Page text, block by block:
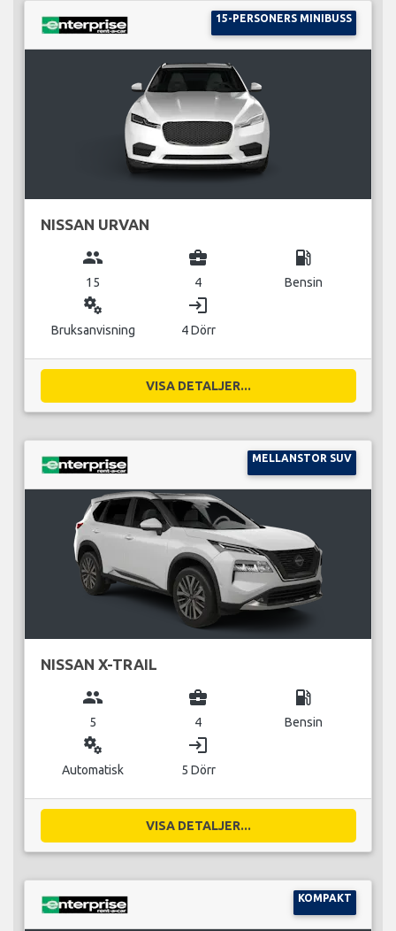
15-PERSONERS MINIBUSS
NISSAN URVAN
group
15
business_center
4
local_gas_station
Bensin
miscellaneous_services
Bruksanvisning
login
4 Dörr
VISA DETALJER...
MELLANSTOR SUV
NISSAN X-TRAIL
group
5
business_center
4
local_gas_station
Bensin
miscellaneous_services
Automatisk
login
5 Dörr
VISA DETALJER...
KOMPAKT